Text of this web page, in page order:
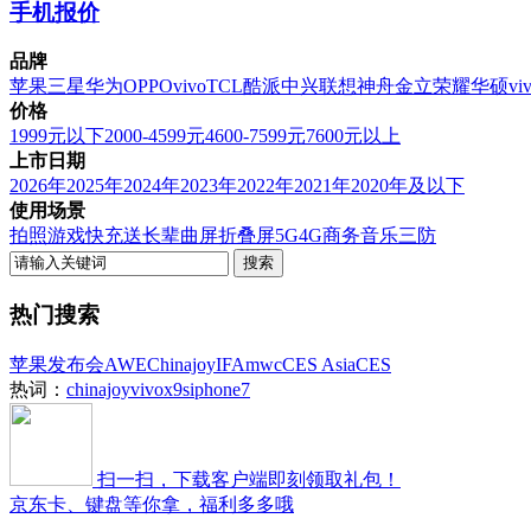
手机报价
品牌
苹果三星华为OPPOvivoTCL酷派中兴联想神舟金立荣耀华硕
价格
1999元以下2000-4599元4600-7599元7600元以上
上市日期
2026年2025年2024年2023年2022年2021年2020年及以下
使用场景
拍照游戏快充送长辈曲屏折叠屏5G4G商务音乐三防
热门搜索
苹果发布会AWEChinajoyIFAmwcCES AsiaCES
热词： chinajoyvivox9siphone7
扫一扫，下载客户端即刻领取礼包！
京东卡、键盘等你拿，福利多多哦